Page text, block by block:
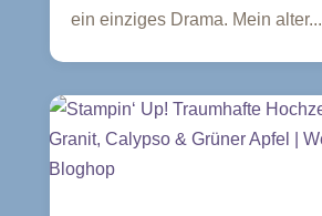
ein einziges Drama. Mein alter...